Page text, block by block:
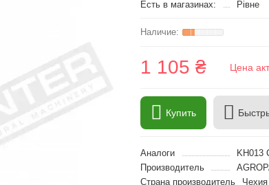
Есть в магазинах:
Рівне
1 105 ₴ Цена
Купить
Аналоги
KH013
Производитель
Страна производитель
Чехия